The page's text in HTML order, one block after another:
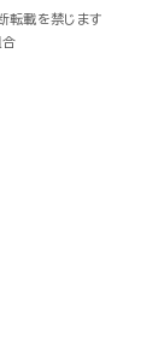
転載を禁じます